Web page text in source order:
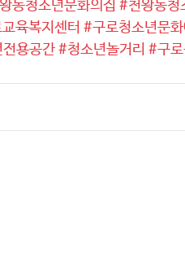
동청소년문화의집 #천왕동청
육복지센터 #구로청소년문화
용공간 #청소년놀거리 #구로